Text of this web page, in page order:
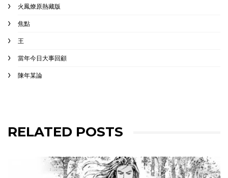
火鳳燎原熱藏版
焦點
王
當年今日大事回顧
陳年某論
RELATED POSTS